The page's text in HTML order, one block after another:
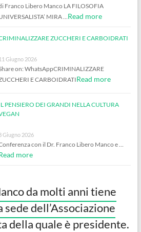
Franco Libero Manco LA FILOSOFIA
MIRA … Read more
ZUCCHERI E CARBOIDRATI
Giugno 2026
on: WhatsAppCRIMINALIZZARE
E CARBOIDRATIRead more
PENSIERO DEI GRANDI NELLA CULTURA
Giugno 2026
con il Dr. Franco Libero Manco e …
more
da molti anni tiene
dell’Associazione
della quale è presidente.